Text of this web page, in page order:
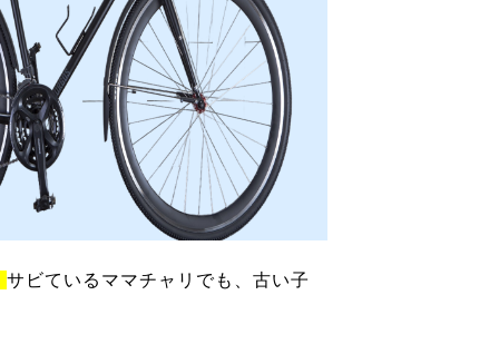
サビているママチャリでも、古い子